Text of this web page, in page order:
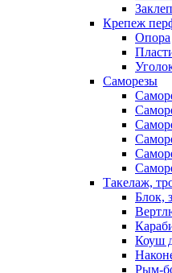
Крепеж
Опора
Саморезы
Такелаж,
Блок,
Коуш
Рым-